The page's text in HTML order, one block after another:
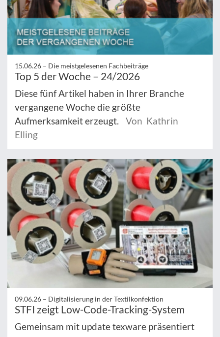
15.06.26 – Die meistgelesenen Fachbeiträge
Top 5 der Woche – 24/2026
Diese fünf Artikel haben in Ihrer Branche
vergangene Woche die größte
Aufmerksamkeit erzeugt.
Von Kathrin
Elling
09.06.26 – Digitalisierung in der Textilkonfektion
STFI zeigt Low-Code-Tracking-System
Gemeinsam mit update texware präsentiert